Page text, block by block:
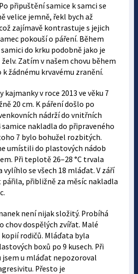
připuštění samice k samci se
velice jemně, řekl bych až
zajímavě kontrastuje s jejich
pokouší o páření. Během
do krku podobně jako je
Zatím v našem chovu během
žádnému krvavému zranění.
kajmanky v roce 2013 ve věku 7
20 cm. K páření došlo po
nádrží do vnitřních
samice nakladla do připraveného
7 bylo bohužel rozbitých.
umístili do plastových nádob
Při teplotě 26–28 °C trvala
vylíhlo se všech 18 mláďat. V září
pářila, přibližně za měsíc nakladla
není nijak složitý. Probíhá
chov dospělých zvířat. Malé
kopií rodičů. Mláďata byla
boxů po 9 kusech. Při
jsem u mláďat nepozoroval
Přesto je